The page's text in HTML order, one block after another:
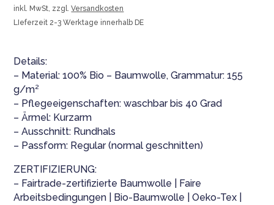
Preis
war:
19,95 €
ist:
inkl. MwSt, zzgl.Versandkosten
LIeferzeit 2-3 Werktage innerhalb DE
Details:
– Material: 100% Bio – Baumwolle, Grammatur: 155
g/m²
– Pflege­eigenschaften: waschbar bis 40 Grad
– Ärmel: Kurzarm
– Ausschnitt: Rundhals
– Passform: Regular (normal geschnitten)
ZERTIFIZIERUNG:
– Fairtrade-zertifizierte Baumwolle | Faire
Arbeitsbedingungen | Bio-Baumwolle | Oeko-Tex |